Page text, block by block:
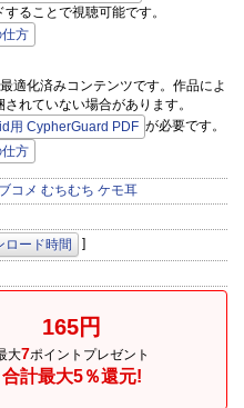
ることで視聴可能です。
方
適化済みコンテンツです。作品によ
れていない場合があります。
用 CypherGuard PDF が必要です。
方
コメ むちむち ケモ耳
ロード時間
]
165円
大7ポイントプレゼント
合計最大5％還元!